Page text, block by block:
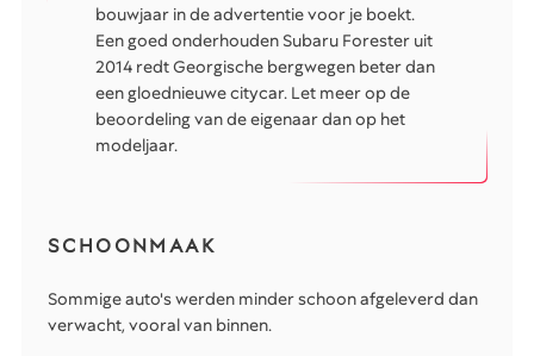
bouwjaar in de advertentie voor je boekt.
Een goed onderhouden Subaru Forester uit
2014 redt Georgische bergwegen beter dan
een gloednieuwe citycar. Let meer op de
beoordeling van de eigenaar dan op het
modeljaar.
SCHOONMAAK
Sommige auto's werden minder schoon afgeleverd dan
verwacht, vooral van binnen.